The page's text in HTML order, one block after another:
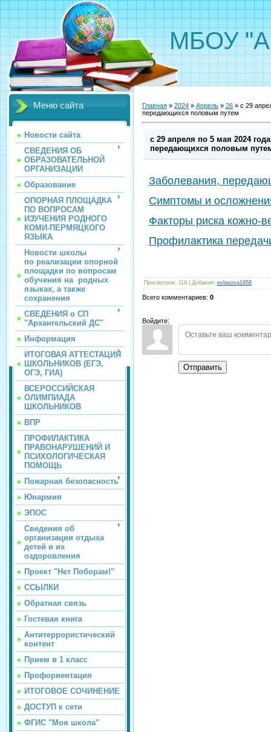
МБОУ
Меню сайта
Новости сайта
СВЕДЕНИЯ ОБ
ОБРАЗОВАТЕЛЬНОЙ
ОРГАНИЗАЦИИ
Образование
ОПОРНАЯ ПЛОЩАДКА
ПО ВОПРОСАМ
ИЗУЧЕНИЯ РОДНОГО
КОМИ-ПЕРМЯЦКОГО
ЯЗЫКА
Новости школы
по реализации опорной
площадки по вопросам
обучения на родных
языках, а также
сохранения
СВЕДЕНИЯ о СП
"Архангельский ДС"
Информация
ИТОГОВАЯ АТТЕСТАЦИЯ
ШКОЛЬНИКОВ (ЕГЭ,
ОГЭ, ГИА)
ВСЕРОССИЙСКАЯ
ОЛИМПИАДА
ШКОЛЬНИКОВ
ВПР
ПРОФИЛАКТИКА
ПРАВОНАРУШЕНИЙ И
ПСИХОЛОГИЧЕСКАЯ
ПОМОЩЬ
Пожарная безопасность
Юнармия
ЭПОС
Сведения об
организации отдыха
детей и их
оздоровления
Проект "Нет Поборам!"
ССЫЛКИ
Обратная связь
Гостевая книга
Антитеррористический
контент
Прием в 1 класс
Профориентация
ИТОГОВОЕ СОЧИНЕНИЕ
ДОСТУП к сети
ФГИС "Моя школа"
Главная » 2024 » Апрель » 26 » с 29
передающихся половым путем
с 29 апреля по 5 мая 2024
передающихся половым
Заболевания,
Симптомы и
Факторы риска кожно-
Профилактика
Просмотров: 119 Добавил: evlasova1958
Всего комментариев: 0
Войдите:
Отправить